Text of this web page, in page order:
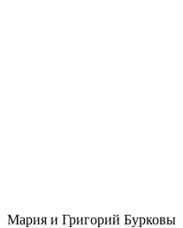
Мария и Григорий Бурковы